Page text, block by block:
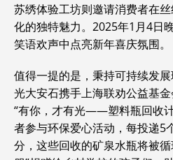
苏绣体验工坊则邀请消费者在
化的独特魅力。2025年1月4日
笑语欢声中点亮新年喜庆氛围。
值得一提的是，秉持可持续发
光大安石携手上海联劝公益基
“有你，才有光——塑料瓶回收
者参与环保爱心活动，每投递5
分，这些回收的矿泉水瓶将被